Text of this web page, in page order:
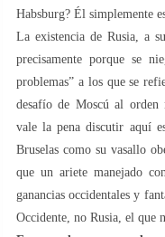
Habsburg? Él simplemente
La existencia de Rusia, a
precisamente porque se
problemas” a los que se
desafío de Moscú al
vale la pena discutir aquí
Bruselas como su vasallo
que un ariete manejado
ganancias occidentales y
Occidente, no Rusia, el que